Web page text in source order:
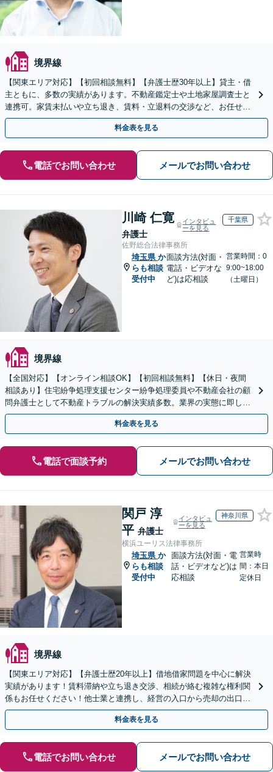
境界線
【関東エリア対応】【初回相談無料】【弁護士歴30年以上】貸主・借
主ともに、多数の実績があります。不動産鑑定士や土地家屋調査士と
連携可。家賃未払いや立ち退き、賃料・立退料の交渉など、お任せく
ださい【事前予約で休日・夜間面談可】【WEB面談可】
料金表を見る
電話でお問い合わせ メールでお問い合わせ
川崎 仁寛
弁護士
インタビュ
ーを見る
千葉県
佐野総合法律事務所
埼玉県 か
らも相談
受付中
面談方法(対面・
電話・ビデオな
ど)は応相談
営業時間：0
9:00~18:00
（土曜日）
境界線
【全国対応】【オンライン相談OK】【初回相談無料】【休日・夜間
相談あり】住宅紛争処理支援センター紛争処理委員や不動産会社の顧
問弁護士として不動産トラブルの解決実績多数。業界の実態に即した
専門的知見を活かし、きめ細やかにサポートいたします。
料金表を見る
電話で面談予約 メールでお問い合わせ
関戸 淳
平 弁護士
インタビュ
ーを見る
神奈川県
横浜ユーリス法律事務所
埼玉県 か
らも相談
受付中
面談方法(対面・電
話・ビデオなど)は
応相談
営業時
間：本日
定休日
境界線
【関東エリア対応】【弁護士歴20年以上】借地借家問題を中心に解決
実績があります！賃料滞納や立ち退き交渉、相続が絡む複雑な権利関
係もお任せください！他士業と連携し、経営の入口から売却の出口ま
で一貫サポート【夜間や休日相談も対応可能】
料金表を見る
電話でお問い合わせ メールでお問い合わせ